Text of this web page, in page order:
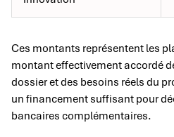
Ces montants représentent les
montant effectivement accordé
dossier et des besoins réels du
un financement suffisant pour
bancaires complémentaires.